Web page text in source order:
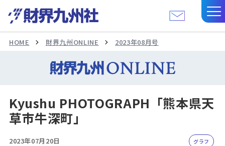
HOME 財界九州ONLINE 2023年08月号
Kyushu PHOTOGRAPH「熊本県天
草市牛深町」
2023年07月20日 グラフ